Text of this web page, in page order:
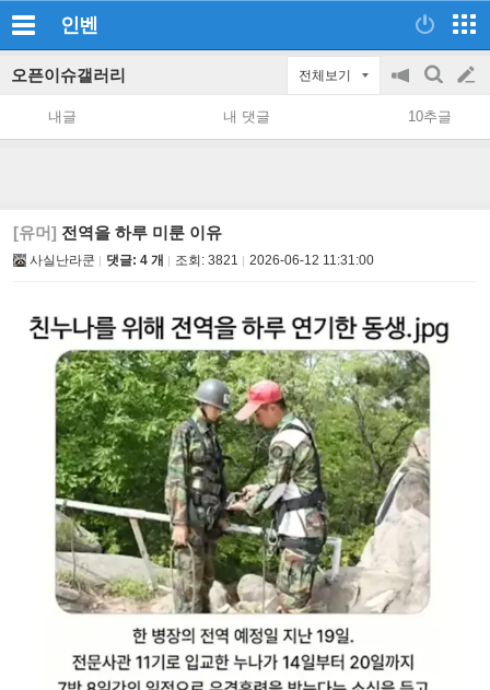
인벤
오픈이슈갤러리 전체보기
공
지
on/off
검
색
글
쓰
내글 내 댓글 10추글
[유머] 전역을 하루 미룬 이유
사실난라쿤 댓글: 4 개 조회: 3821 2026-06-12 11:31:00